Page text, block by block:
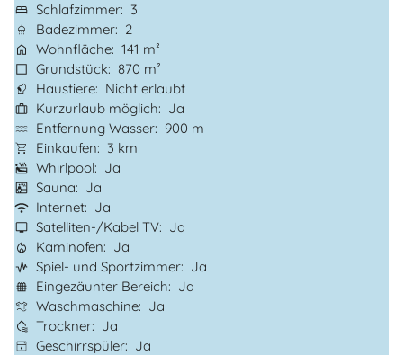
Schlafzimmer
3
Badezimmer
2
Wohnfläche 141 m²
Grundstück 870 m²
Haustiere
Nicht erlaubt
Kurzurlaub möglich
Ja
Entfernung Wasser
900 m
Einkaufen
3 km
Whirlpool
Ja
Sauna
Ja
Internet
Ja
Satelliten-/Kabel TV
Ja
Kaminofen
Ja
Spiel- und Sportzimmer
Ja
Eingezäunter Bereich
Ja
Waschmaschine
Ja
Trockner
Ja
Geschirrspüler
Ja